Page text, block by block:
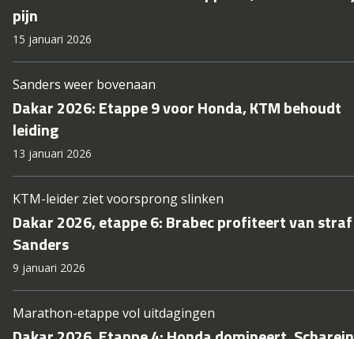
pijn
15 januari 2026
Sanders weer bovenaan
Dakar 2026: Etappe 9 voor Honda, KTM behoudt
leiding
13 januari 2026
KTM-leider ziet voorsprong slinken
Dakar 2026, etappe 6: Brabec profiteert van straf
Sanders
9 januari 2026
Marathon-etappe vol uitdagingen